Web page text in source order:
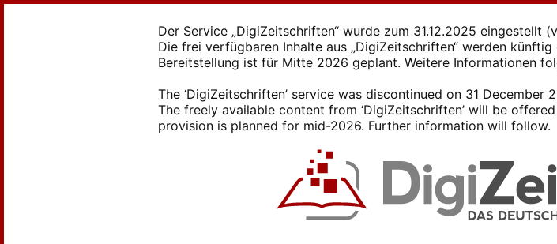
Der Service „DigiZeitschriften“ wurde zum 31.12.2025 eingestellt
Die frei verfügbaren Inhalte aus „DigiZeitschriften“ werden
Bereitstellung ist für Mitte 2026 geplant. Weitere Informationen
The ‘DigiZeitschriften’ service was discontinued on 31 December
The freely available content from ‘DigiZeitschriften’ will be
provision is planned for mid-2026. Further information will follow.